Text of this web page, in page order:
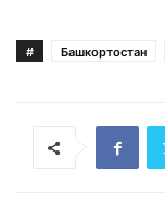
# Башкортостан